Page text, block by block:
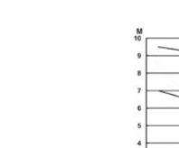
adatok: - Működési tartomány: 17